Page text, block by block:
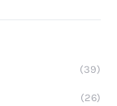
(39)
(26)